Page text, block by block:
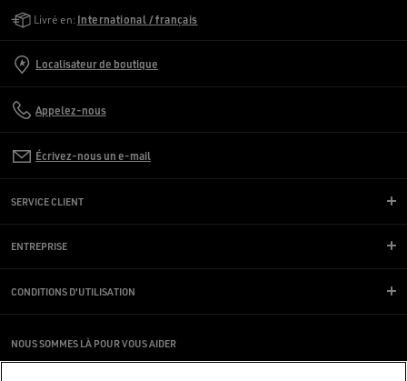
Livré en: International / français
Localisateur de boutique
Appelez-nous
Écrivez-nous un e-mail
SERVICE CLIENT
ENTREPRISE
CONDITIONS D'UTILISATION
NOUS SOMMES LÀ POUR VOUS AIDER
Vous utilisez un lecteur d’écran et vous rencontrez des difficultés ?